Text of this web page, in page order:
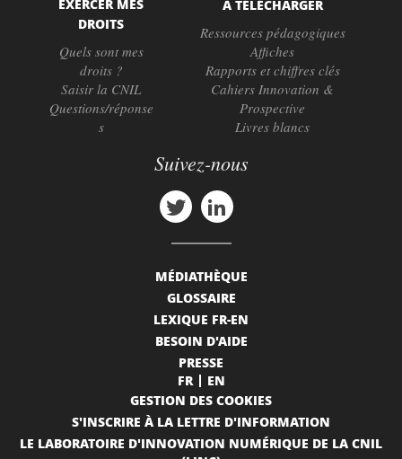
EXERCER MES
DROITS
Quels sont mes
droits ?
Saisir la CNIL
Questions/réponse
s
À TÉLÉCHARGER
Ressources pédagogiques
Affiches
Rapports et chiffres clés
Cahiers Innovation &
Prospective
Livres blancs
Suivez-nous
MÉDIATHÈQUE
GLOSSAIRE
LEXIQUE FR-EN
BESOIN D'AIDE
PRESSE
FR
EN
GESTION DES COOKIES
S'INSCRIRE À LA LETTRE D'INFORMATION
LE LABORATOIRE D'INNOVATION NUMÉRIQUE DE LA CNIL